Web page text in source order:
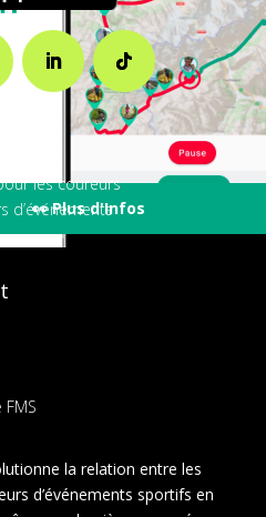
👀 Plus d'Infos
les coureurs
d’événements
la relation entre les
d’événements sportifs en